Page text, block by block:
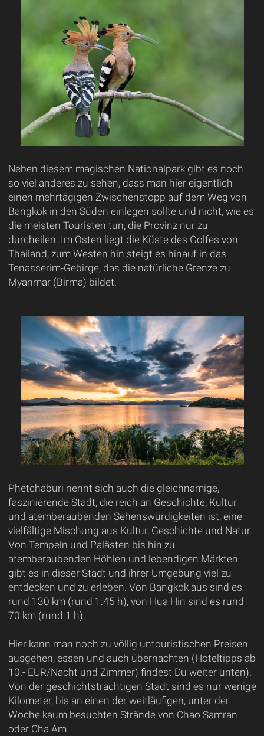
Neben diesem magischen Nationalpark gibt es noch
so viel anderes zu sehen, dass man hier eigentlich
einen mehrtägigen Zwischenstopp auf dem Weg von
Bangkok in den Süden einlegen sollte und nicht, wie es
die meisten Touristen tun, die Provinz nur zu
durcheilen. Im Osten liegt die Küste des Golfes von
Thailand, zum Westen hin steigt es hinauf in das
Tenasserim-Gebirge, das die natürliche Grenze zu
Myanmar (Birma) bildet.
Phetchaburi nennt sich auch die gleichnamige,
faszinierende Stadt, die reich an Geschichte, Kultur
und atemberaubenden Sehenswürdigkeiten ist, eine
vielfältige Mischung aus Kultur, Geschichte und Natur.
Von Tempeln und Palästen bis hin zu
atemberaubenden Höhlen und lebendigen Märkten
gibt es in dieser Stadt und ihrer Umgebung viel zu
entdecken und zu erleben. Von Bangkok aus sind es
rund 130 km (rund 1:45 h), von Hua Hin sind es rund
70 km (rund 1 h).
Hier kann man noch zu völlig untouristischen Preisen
ausgehen, essen und auch übernachten (Hoteltipps ab
10.- EUR/Nacht und Zimmer) findest Du weiter unten).
Von der geschichtsträchtigen Stadt sind es nur wenige
Kilometer, bis an einen der weitläufigen, unter der
Woche kaum besuchten Strände von Chao Samran
oder Cha Am.